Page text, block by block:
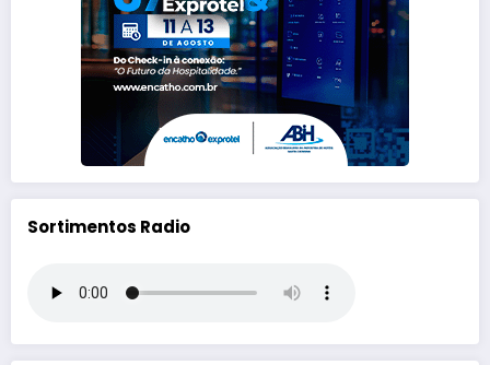
Sortimentos Radio